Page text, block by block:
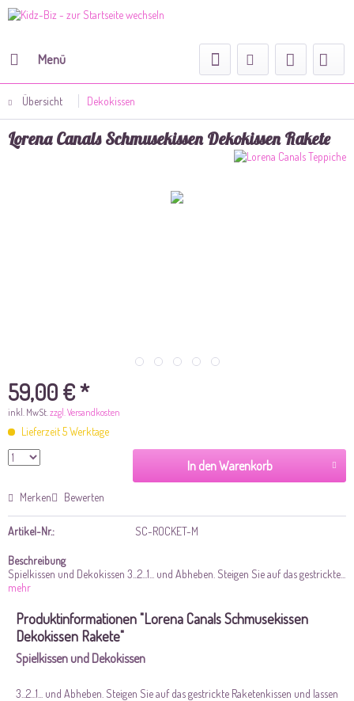
Menü
Übersicht Dekokissen
Lorena Canals Schmusekissen Dekokissen Rakete
59,00 € *
inkl. MwSt.zzgl. Versandkosten
Lieferzeit 5 Werktage
In den Warenkorb
Merken Bewerten
Artikel-Nr.: SC-ROCKET-M
Beschreibung
Spielkissen und Dekokissen 3...2...1... und Abheben. Steigen Sie auf das gestrickte...
mehr
Produktinformationen "Lorena Canals Schmusekissen
Dekokissen Rakete"
Spielkissen und Dekokissen
3...2...1... und Abheben. Steigen Sie auf das gestrickte Raketenkissen und lassen